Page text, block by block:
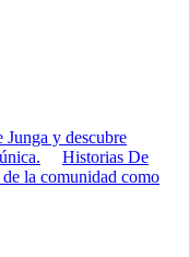
Junga y descubre
Historias De
la comunidad como